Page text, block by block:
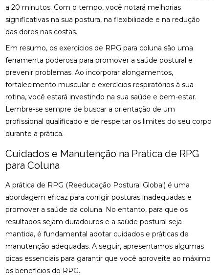
a 20 minutos. Com o tempo, você notará melhorias
significativas na sua postura, na flexibilidade e na redução
das dores nas costas.
Em resumo, os exercícios de RPG para coluna são uma
ferramenta poderosa para promover a saúde postural e
prevenir problemas. Ao incorporar alongamentos,
fortalecimento muscular e exercícios respiratórios à sua
rotina, você estará investindo na sua saúde e bem-estar.
Lembre-se sempre de buscar a orientação de um
profissional qualificado e de respeitar os limites do seu corpo
durante a prática.
Cuidados e Manutenção na Prática de RPG
para Coluna
A prática de RPG (Reeducação Postural Global) é uma
abordagem eficaz para corrigir posturas inadequadas e
promover a saúde da coluna. No entanto, para que os
resultados sejam duradouros e a saúde postural seja
mantida, é fundamental adotar cuidados e práticas de
manutenção adequadas. A seguir, apresentamos algumas
dicas essenciais para garantir que você aproveite ao máximo
os benefícios do RPG.
FISIOTERAPIA OCULAR: MELHORE SUA VISÃO HOJE!
FISIOTERAPIA OCULAR: MELHORES PRÁTICAS E
BENEFÍCIOS
FISIOTERAPIA OCULAR: SAIBA COMO MELHORAR A
SAÚDE DOS OLHOS E AUMENTAR O CONFORTO
VISUAL
CONFORTO
FISIOTERAPIA PARA LABIRINTITE: COMO O
QUALIDADE DE VIDA
TRATAMENTO PODE MELHORAR SEU EQUILÍBRIO E
BEM-ESTAR
FISIOTERAPIA PARA LABIRINTITE: COMO O
TRATAMENTO PODE MELHORAR SEU EQUILÍBRIO E
QUALIDADE DE VIDA
FISIOTERAPIA PARA LABIRINTITE: MELHORE SEU
EQUILÍBRIO